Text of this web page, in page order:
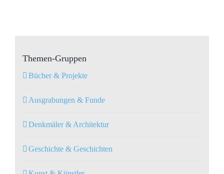
Themen-Gruppen
Bücher & Projekte
Ausgrabungen & Funde
Denkmäler & Architektur
Geschichte & Geschichten